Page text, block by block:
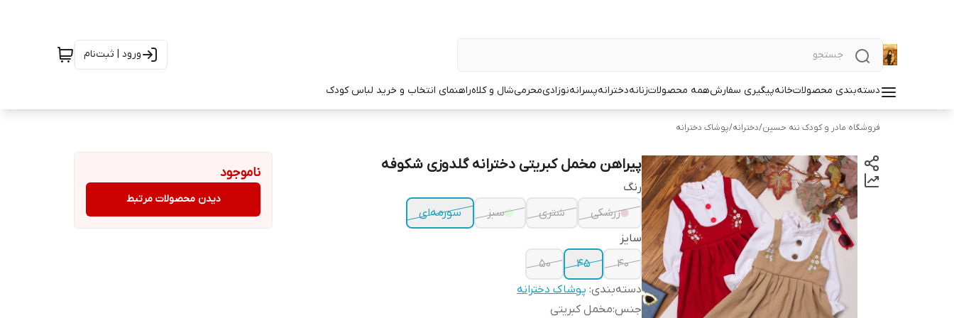
ورود | ثبت‌نام
دسته‌بندی محصولاتخانهپیگیری سفارشهمه محصولاتزنانهدخترانهپسرانهنوزادیمحرمیشال و کلاهراهنمای انتخاب و خرید لباس کودک
فروشگاه مادر و کودک ننه حسین/دخترانه/پوشاک دخترانه
پیراهن مخمل کبریتی دخترانه گلدوزی شکوفه
رنگ
زرشکی
شتری سبز
سورمه‌ای
سایز
۴۰
۴۵
۵۰
دسته‌بندی: پوشاک دخترانه
جنس:مخمل کبریتی
ناموجود
دیدن محصولات مرتبط